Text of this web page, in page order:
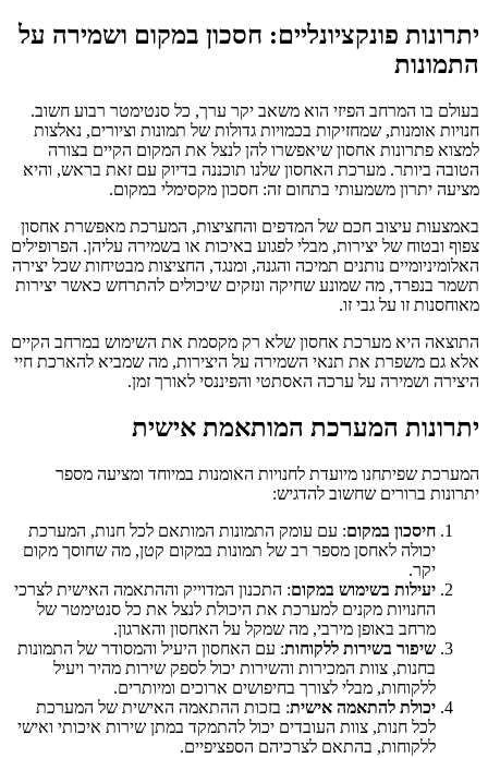
יתרונות פונקציונליים: חסכון במקום ושמירה על
התמונות
בעולם בו המרחב הפיזי הוא משאב יקר ערך, כל סנטימטר רבוע חשוב.
חנויות אומנות, שמחזיקות בכמויות גדולות של תמונות וציורים, נאלצות
למצוא פתרונות אחסון שיאפשרו להן לנצל את המקום הקיים בצורה
הטובה ביותר. מערכת האחסון שלנו תוכננה בדיוק עם זאת בראש, והיא
מציעה יתרון משמעותי בתחום זה: חסכון מקסימלי במקום.
באמצעות עיצוב חכם של המדפים והחציצות, המערכת מאפשרת אחסון
צפוף ובטוח של יצירות, מבלי לפגוע באיכות או בשמירה עליהן. הפרופילים
האלומיניומיים נותנים תמיכה והגנה, ומנגד, החציצות מבטיחות שכל יצירה
תשמר בנפרד, מה שמונע שחיקה ונזקים שיכולים להתרחש כאשר יצירות
מאוחסנות זו על גבי זו.
התוצאה היא מערכת אחסון שלא רק מקסמת את השימוש במרחב הקיים
אלא גם משפרת את תנאי השמירה על היצירות, מה שמביא להארכת חיי
היצירה ושמירה על ערכה האסתטי והפיננסי לאורך זמן.
יתרונות המערכת המותאמת אישית
המערכת שפיתחנו מיועדת לחנויות האומנות במיוחד ומציעה מספר
יתרונות ברורים שחשוב להדגיש:
חיסכון במקום: עם עומק התמונות המותאם לכל חנות, המערכת
יכולה לאחסן מספר רב של תמונות במקום קטן, מה שחוסך מקום
יקר.
יעילות בשימוש במקום: התכנון המדוייק וההתאמה האישית לצרכי
החנויות מקנים למערכת את היכולת לנצל את כל סנטימטר של
מרחב באופן מירבי, מה שמקל על האחסון והארגון.
שיפור בשירות ללקוחות: עם האחסון היעיל והמסודר של התמונות
בחנות, צוות המכירות והשירות יכול לספק שירות מהיר ויעיל
ללקוחות, מבלי לצורך בחיפושים ארוכים ומיותרים.
יכולת להתאמה אישית: בזכות ההתאמה האישית של המערכת
לכל חנות, צוות העובדים יכול להתמקד במתן שירות איכותי ואישי
ללקוחות, בהתאם לצרכיהם הספציפיים.